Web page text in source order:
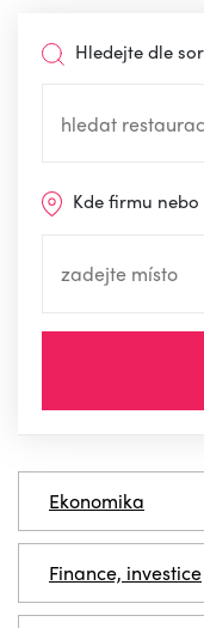
Hledejte dle
Kde firmu
Ekonomika
Finance, investice